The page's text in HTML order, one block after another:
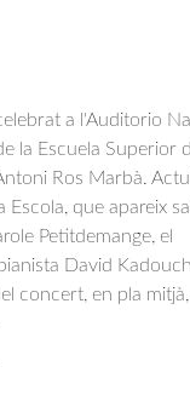
a l'Auditorio
la Escuela Superior
Ros Marbà.
Escola, que apareix
Petitdemange, el
David
concert, en pla